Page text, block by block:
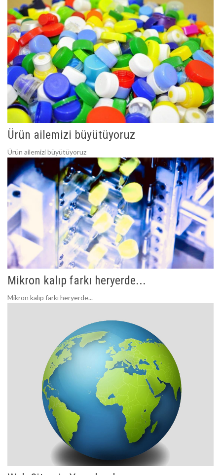
Ürün ailemizi büyütüyoruz
Ürün ailemizi büyütüyoruz
Mikron kalıp farkı heryerde...
Mikron kalıp farkı heryerde...